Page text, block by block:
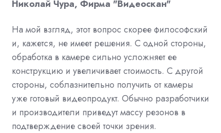
Николай Чура, Фирма "Видеоскан"
На мой взгляд, этот вопрос скорее философский
и, кажется, не имеет решения. С одной стороны,
обработка в камере сильно усложняет ее
конструкцию и увеличивает стоимость. С другой
стороны, соблазнительно получить от камеры
уже готовый видеопродукт. Обычно разработчики
и производители приведут массу резонов в
подтверждение своей точки зрения.